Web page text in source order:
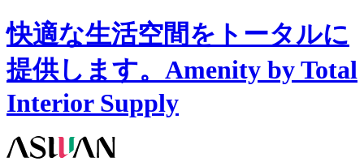
快適な生活空間をトータルに
提供します。Amenity by Total
Interior Supply